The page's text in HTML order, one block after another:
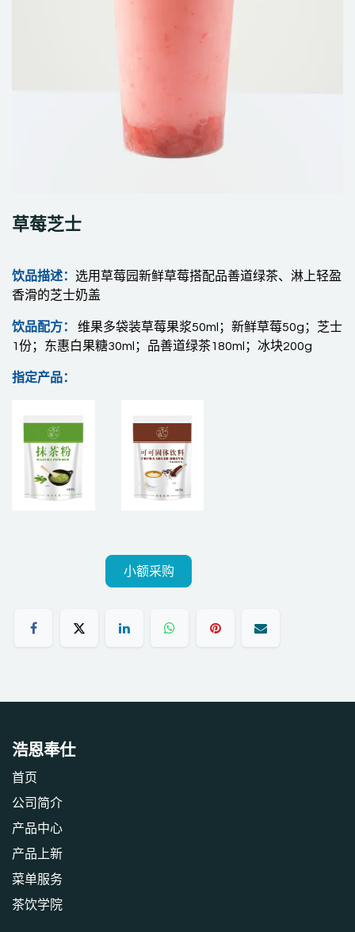
草莓芝士
饮品描述： 选用草莓园新鲜草莓搭配品善道绿茶、淋上轻盈
香滑的芝士奶盖
饮品配方： 维果多袋装草莓果浆50ml；新鲜草莓50g；芝士
1份；东惠白果糖30ml；品善道绿茶180ml；冰块200g
指定产品：
小额采购
浩恩奉仕
首页
公司简介
产品中心
产品上新
‎菜单服务‎
茶饮学院